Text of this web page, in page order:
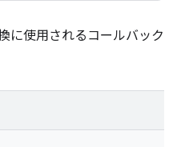
に使用されるコールバック